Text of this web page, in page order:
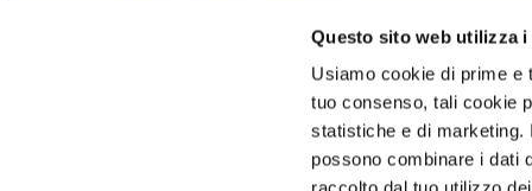
Questo sito web utilizza i
Usiamo cookie di prime e
tuo consenso, tali cookie
statistiche e di marketing.
possono combinare i dati
Tecnologie e
Tecnologie